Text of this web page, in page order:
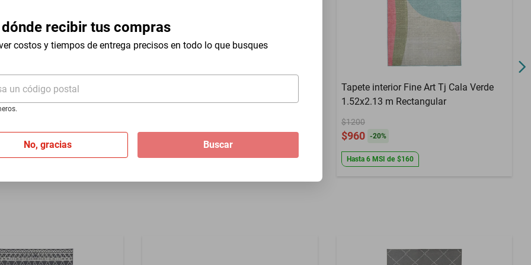
dónde recibir tus compras
costos y tiempos de entrega precisos en todo lo que busques
un código postal
No, gracias Buscar
m x 0.18 m
40x60 cm, Gris claro BN-
Diseño Ópalo y antideslizante
$2159
Tapete interior Fine Art Tj Cala Verde
1.52x2.13 m Rectangular
$1200
$960 -20%
Hasta 6 MSI de $160